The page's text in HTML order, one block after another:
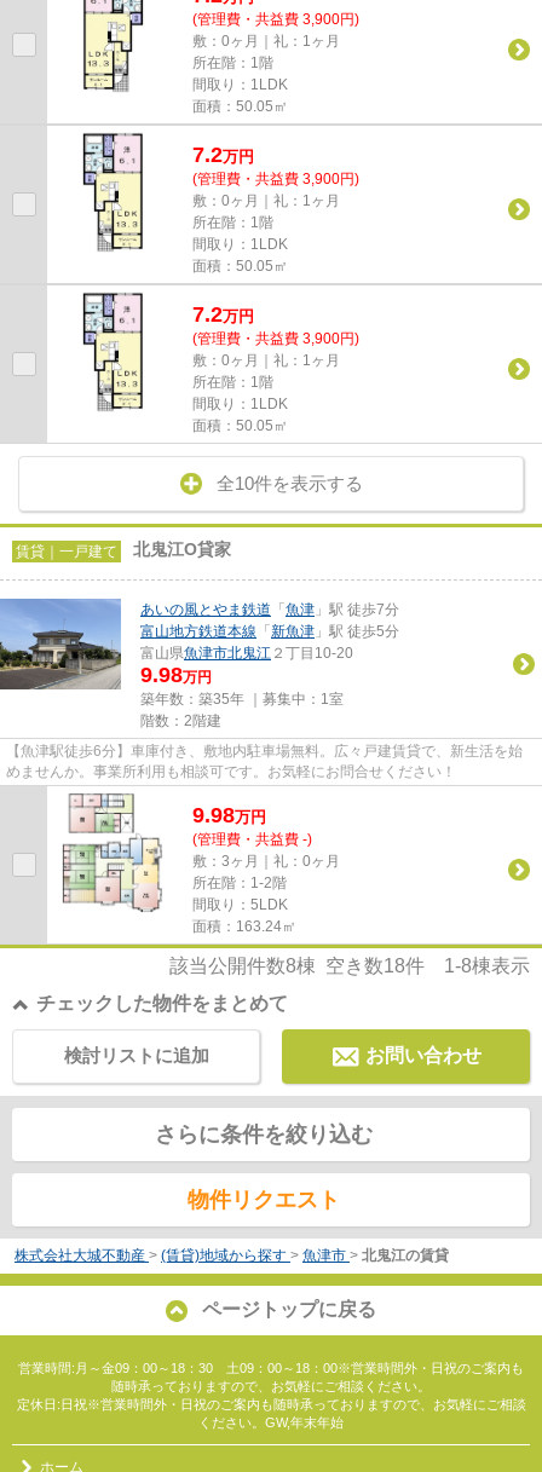
(管理費・共益費 3,900円)
敷：0ヶ月｜礼：1ヶ月
所在階：1階
間取り：1LDK
面積：50.05㎡
7.2万円
(管理費・共益費 3,900円)
敷：0ヶ月｜礼：1ヶ月
所在階：1階
間取り：1LDK
面積：50.05㎡
7.2万円
(管理費・共益費 3,900円)
敷：0ヶ月｜礼：1ヶ月
所在階：1階
間取り：1LDK
面積：50.05㎡
全10件を表示する
賃貸｜一戸建て 北鬼江O貸家
あいの風とやま鉄道 「 魚津 」駅 徒歩7分
富山地方鉄道本線 「 新魚津 」駅 徒歩5分
富山県魚津市北鬼江 ２丁目10-20
9.98万円
築年数：築35年 ｜募集中： 1室
階数：2階建
【魚津駅徒歩6分】車庫付き、敷地内駐車場無料。広々戸建賃貸で、新生活を始
めませんか。事業所利用も相談可です。お気軽にお問合せください！
9.98万円
(管理費・共益費 -)
敷：3ヶ月｜礼：0ヶ月
所在階：1-2階
間取り：5LDK
面積：163.24㎡
該当公開件数8棟 空き数18件 1-8棟表示
チェックした物件をまとめて
お問い合わせ
検討リストに追加
さらに条件を絞り込む
物件リクエスト
株式会社大城不動産 > (賃貸)地域から探す > 魚津市 > 北鬼江の賃貸
ページトップに戻る
営業時間:月～金09：00～18：30 土09：00～18：00※営業時間外・日祝のご案内も
随時承っておりますので、お気軽にご相談ください。
定休日:日祝※営業時間外・日祝のご案内も随時承っておりますので、お気軽にご相談
ください。GW,年末年始
ホーム